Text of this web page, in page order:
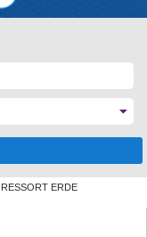
RESSORT ERDE